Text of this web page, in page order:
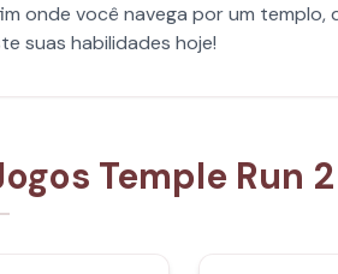
onde você navega por um
suas habilidades hoje!
Temple Run 2